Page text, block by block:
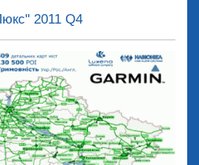
2011 Q4